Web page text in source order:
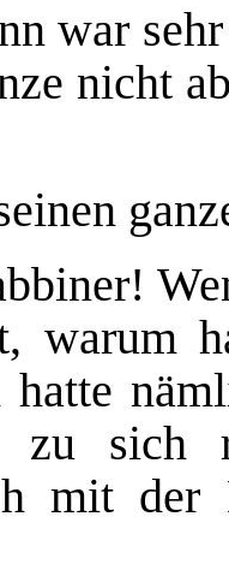
war
nicht
warum
hatte
zu sich
mit